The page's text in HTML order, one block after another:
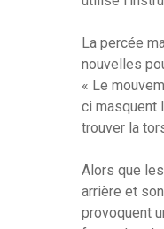
La percée
nouvelles
« Le
ci masquent
trouver la
Alors que
arrière et
provoquent